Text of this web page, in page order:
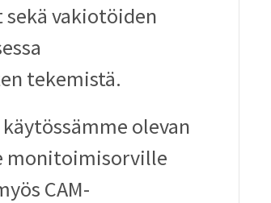
vakiotöiden
tekemistä.
olevan
monitoimisorville
CAM-